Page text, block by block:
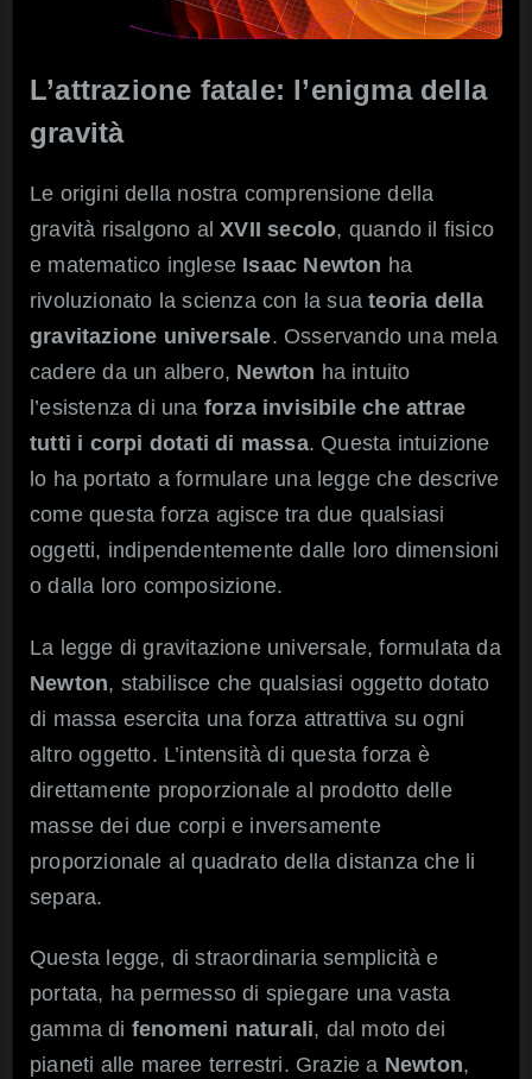
L’attrazione fatale: l’enigma della
gravità
Le origini della nostra comprensione della
gravità risalgono alXVII secolo, quando il fisico
e matematico inglese Isaac Newton ha
rivoluzionato la scienza con la suateoria della
gravitazione universale. Osservando una mela
cadere da un albero, Newton ha intuito
l’esistenza di una forza invisibile che attrae
tutti i corpi dotati di massa. Questa intuizione
lo ha portato a formulare una legge che descrive
come questa forza agisce tra due qualsiasi
oggetti, indipendentemente dalle loro dimensioni
o dalla loro composizione.
La legge di gravitazione universale, formulata da
Newton, stabilisce che qualsiasi oggetto dotato
di massa esercita una forza attrattiva su ogni
altro oggetto. L’intensità di questa forza è
direttamente proporzionale al prodotto delle
masse dei due corpi e inversamente
proporzionale al quadrato della distanza che li
separa.
Questa legge, di straordinaria semplicità e
portata, ha permesso di spiegare una vasta
gamma di fenomeni naturali, dal moto dei
pianeti alle maree terrestri. Grazie a Newton,